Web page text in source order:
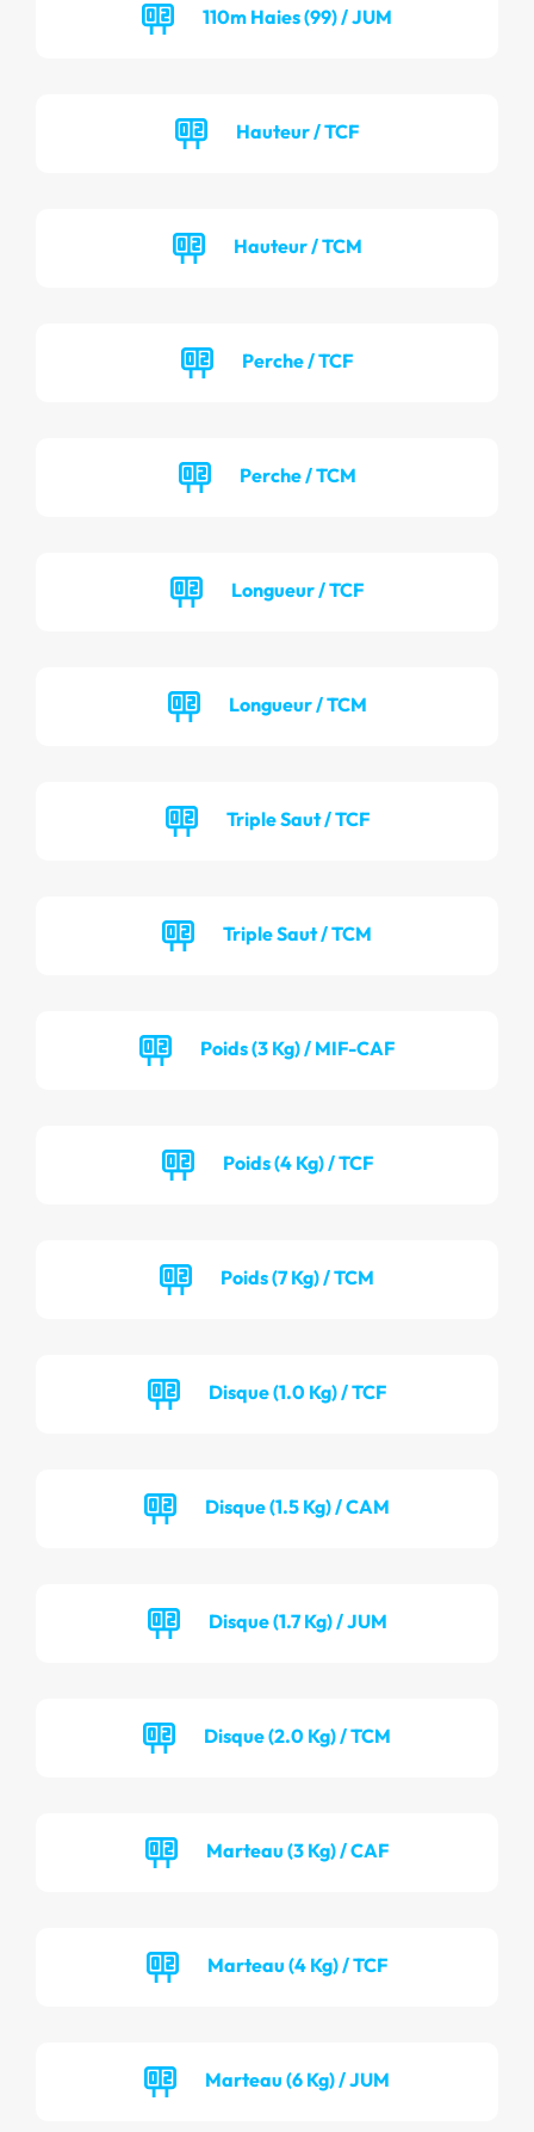
110m Haies (99) / JUM
Hauteur / TCF
Hauteur / TCM
Perche / TCF
Perche / TCM
Longueur / TCF
Longueur / TCM
Triple Saut / TCF
Triple Saut / TCM
Poids (3 Kg) / MIF-CAF
Poids (4 Kg) / TCF
Poids (7 Kg) / TCM
Disque (1.0 Kg) / TCF
Disque (1.5 Kg) / CAM
Disque (1.7 Kg) / JUM
Disque (2.0 Kg) / TCM
Marteau (3 Kg) / CAF
Marteau (4 Kg) / TCF
Marteau (6 Kg) / JUM